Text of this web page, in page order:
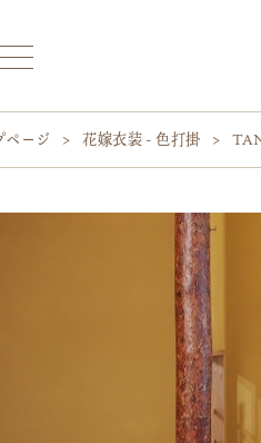
ページ > 花嫁衣装 - 色打掛 >